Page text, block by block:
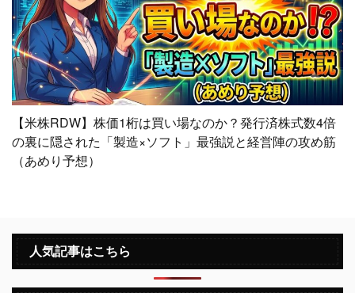
【米株RDW】株価1桁は買い場なのか？発行済株式数4倍
の裏に隠された「製造×ソフト」最強説と経営陣の攻め筋
（あめり予想）
人気記事はこちら